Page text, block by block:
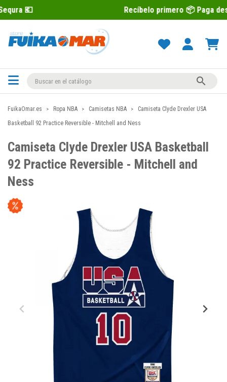
Recíbelo primero 📦 Paga después con

FuikaOmar.es Ropa NBA Camisetas NBA
Camiseta Clyde Drexler USA
Basketball 92 Practice Reversible - Mitchell and Ness
Camiseta Clyde Drexler USA Basketball
92 Practice Reversible - Mitchell and
Ness